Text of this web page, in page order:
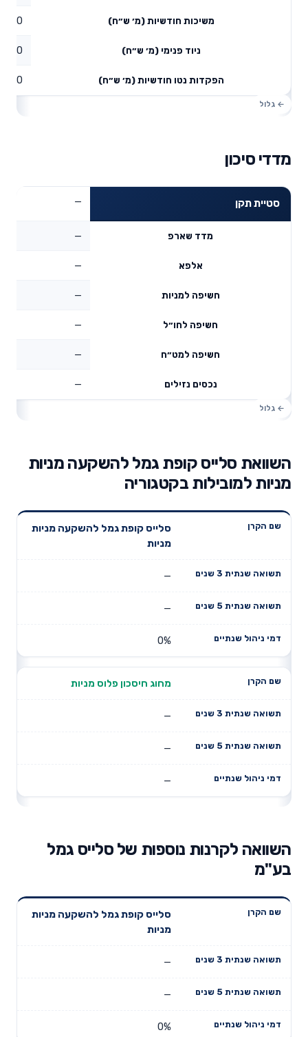
משיכות חודשיות (מ׳ ש״ח) 0
ניוד פנימי (מ׳ ש״ח) 0
הפקדות נטו חודשיות (מ׳ ש״ח) 0
מדדי סיכון
סטיית תקן —
מדד שארפ —
אלפא —
חשיפה למניות —
חשיפה לחו״ל —
חשיפה למט״ח —
נכסים נזילים —
השוואת סלייס קופת גמל להשקעה מניות
מניות למובילות בקטגוריה
שנתית 3
תשואה
דמי ניהול
סלייס קופת גמל להשקעה מניות
מניות
—
—
0%
מחוג חיסכון פלוס מניות
—
—
—
השוואה לקרנות נוספות של סלייס גמל
בע"מ
שנתית 3
תשואה
דמי ניהול
סלייס קופת גמל להשקעה מניות
מניות
—
—
0%